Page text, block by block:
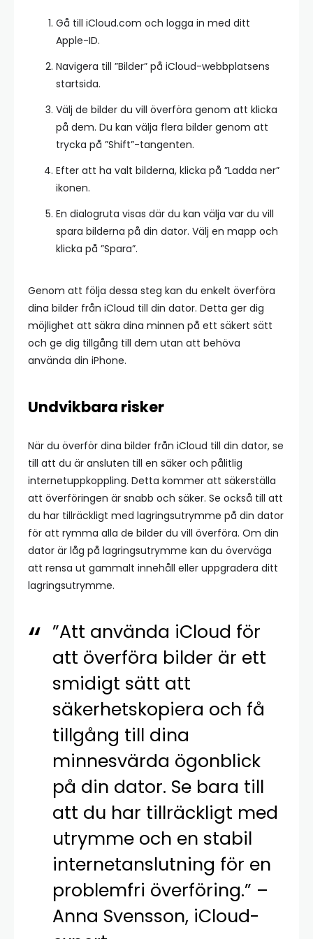
Gå till iCloud.com och logga in med ditt
Apple-ID.
Navigera till ”Bilder” på iCloud-webbplatsens
startsida.
Välj de bilder du vill överföra genom att klicka
på dem. Du kan välja flera bilder genom att
trycka på ”Shift”-tangenten.
Efter att ha valt bilderna, klicka på ”Ladda ner”
ikonen.
En dialogruta visas där du kan välja var du vill
spara bilderna på din dator. Välj en mapp och
klicka på ”Spara”.
Genom att följa dessa steg kan du enkelt överföra
dina bilder från iCloud till din dator. Detta ger dig
möjlighet att säkra dina minnen på ett säkert sätt
och ge dig tillgång till dem utan att behöva
använda din iPhone.
Undvikbara risker
När du överför dina bilder från iCloud till din dator, se
till att du är ansluten till en säker och pålitlig
internetuppkoppling. Detta kommer att säkerställa
att överföringen är snabb och säker. Se också till att
du har tillräckligt med lagringsutrymme på din dator
för att rymma alla de bilder du vill överföra. Om din
dator är låg på lagringsutrymme kan du överväga
att rensa ut gammalt innehåll eller uppgradera ditt
lagringsutrymme.
”Att använda iCloud för
att överföra bilder är ett
smidigt sätt att
säkerhetskopiera och få
tillgång till dina
minnesvärda ögonblick
på din dator. Se bara till
att du har tillräckligt med
utrymme och en stabil
internetanslutning för en
problemfri överföring.” –
Anna Svensson, iCloud-